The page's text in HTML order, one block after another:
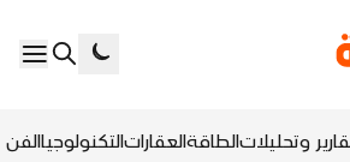
وتحليلاتالطاقةالعقاراتالتكنولوجياالفن